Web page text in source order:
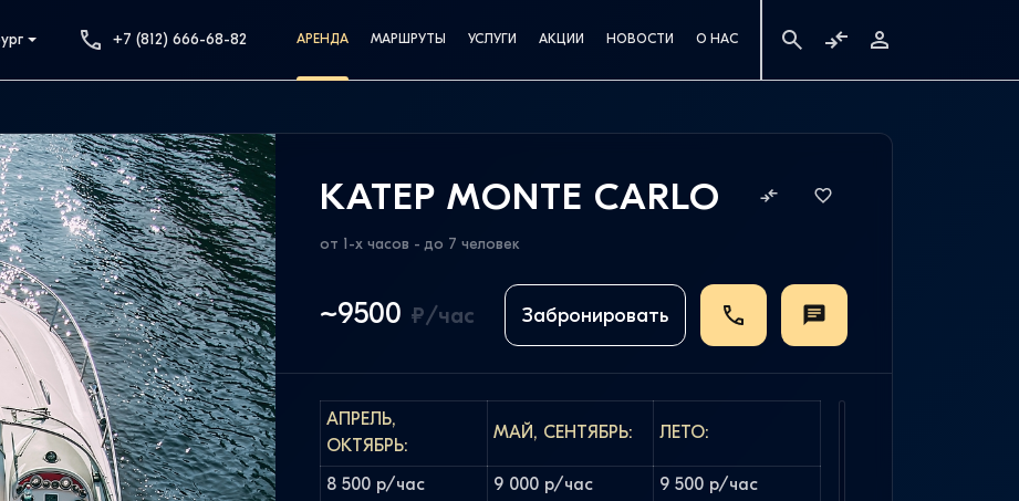
+7 (812) 666-68-82 АРЕНДА МАРШРУТЫ УСЛУГИ АКЦИИ НОВОСТИ О НАС
КАТЕР MONTE CARLO
от 1-х часов - до 7 человек
~9500 ₽/час Забронировать
АПРЕЛЬ,
ОКТЯБРЬ:
МАЙ, СЕНТЯБРЬ: ЛЕТО:
8 500 р/час 9 000 р/час 9 500 р/час